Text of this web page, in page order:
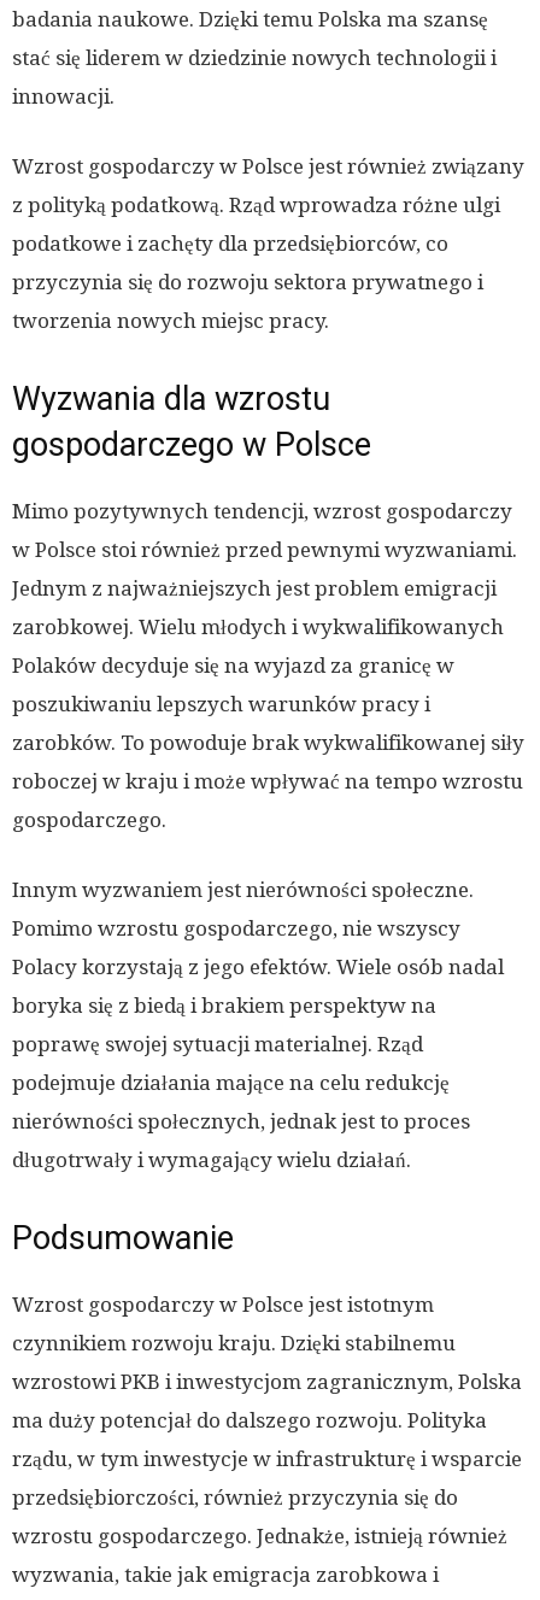
badania naukowe. Dzięki temu Polska ma szansę
stać się liderem w dziedzinie nowych technologii i
innowacji.
Wzrost gospodarczy w Polsce jest również związany
z polityką podatkową. Rząd wprowadza różne ulgi
podatkowe i zachęty dla przedsiębiorców, co
przyczynia się do rozwoju sektora prywatnego i
tworzenia nowych miejsc pracy.
Wyzwania dla wzrostu
gospodarczego w Polsce
Mimo pozytywnych tendencji, wzrost gospodarczy
w Polsce stoi również przed pewnymi wyzwaniami.
Jednym z najważniejszych jest problem emigracji
zarobkowej. Wielu młodych i wykwalifikowanych
Polaków decyduje się na wyjazd za granicę w
poszukiwaniu lepszych warunków pracy i
zarobków. To powoduje brak wykwalifikowanej siły
roboczej w kraju i może wpływać na tempo wzrostu
gospodarczego.
Innym wyzwaniem jest nierówności społeczne.
Pomimo wzrostu gospodarczego, nie wszyscy
Polacy korzystają z jego efektów. Wiele osób nadal
boryka się z biedą i brakiem perspektyw na
poprawę swojej sytuacji materialnej. Rząd
podejmuje działania mające na celu redukcję
nierówności społecznych, jednak jest to proces
długotrwały i wymagający wielu działań.
Podsumowanie
Wzrost gospodarczy w Polsce jest istotnym
czynnikiem rozwoju kraju. Dzięki stabilnemu
wzrostowi PKB i inwestycjom zagranicznym, Polska
ma duży potencjał do dalszego rozwoju. Polityka
rządu, w tym inwestycje w infrastrukturę i wsparcie
przedsiębiorczości, również przyczynia się do
wzrostu gospodarczego. Jednakże, istnieją również
wyzwania, takie jak emigracja zarobkowa i